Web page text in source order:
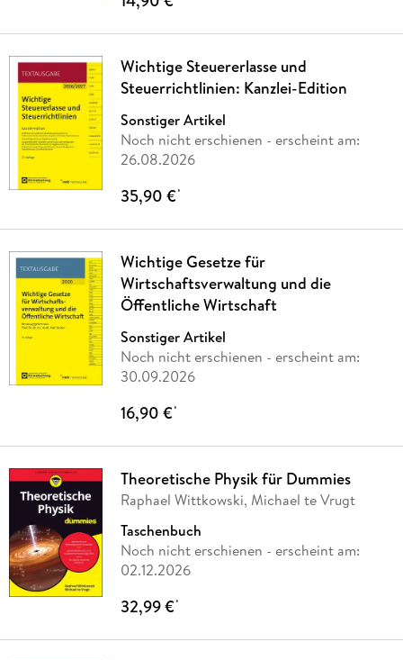
Wichtige Steuererlasse und
Steuerrichtlinien: Kanzlei-Edition
Sonstiger Artikel
Noch nicht erschienen - erscheint am:
26.08.2026
35,90 €*
Wichtige Gesetze für
Wirtschaftsverwaltung und die
Öffentliche Wirtschaft
Sonstiger Artikel
Noch nicht erschienen - erscheint am:
30.09.2026
16,90 €*
Theoretische Physik für Dummies
Raphael Wittkowski, Michael te Vrugt
Taschenbuch
Noch nicht erschienen - erscheint am:
02.12.2026
32,99 €*